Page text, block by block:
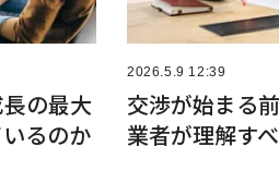
の最大
るのか
2026.5.9 12:39
交渉が始まる
業者が理解す